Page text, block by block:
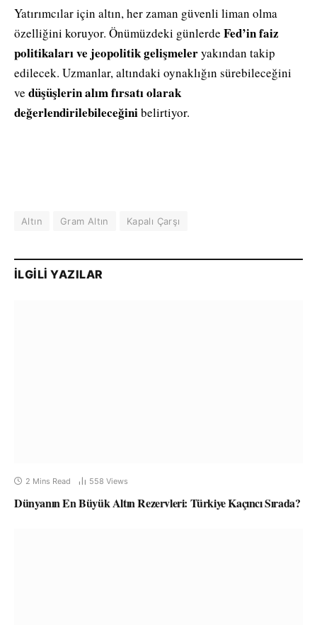
Yatırımcılar için altın, her zaman güvenli liman olma
özelliğini koruyor. Önümüzdeki günlerde Fed’in faiz
politikaları ve jeopolitik gelişmeleryakından takip
edilecek. Uzmanlar, altındaki oynaklığın sürebileceğini
ve düşüşlerin alım fırsatı olarak
değerlendirilebileceğinibelirtiyor.
Altın Gram Altın Kapalı Çarşı
İLGILI YAZILAR
2 Mins Read 558 Views
Dünyanın En Büyük Altın Rezervleri: Türkiye Kaçıncı Sırada?